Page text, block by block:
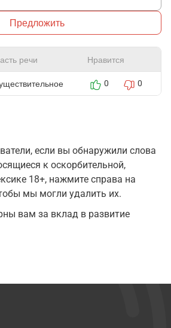
Предложить
речи Нравится
0 0
если вы обнаружили слова
к оскорбительной,
18+, нажмите справа на
мы могли удалить их.
вам за вклад в развитие